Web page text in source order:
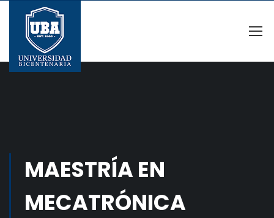
MAESTRÍA EN
MECATRÓNICA